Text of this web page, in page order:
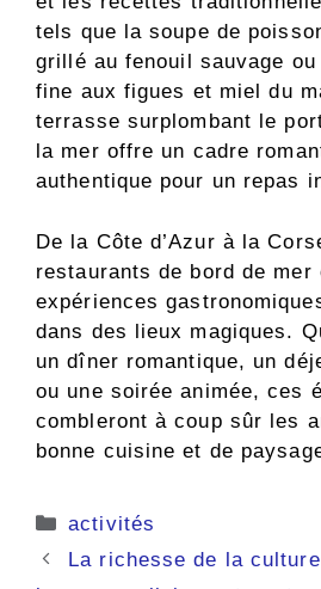
tels que la soupe de
grillé au fenouil sauvage
fine aux figues et miel du
terrasse surplombant le
la mer offre un cadre
authentique pour un repas
De la Côte d’Azur à la
restaurants de bord de mer
expériences
dans des lieux magiques.
un dîner romantique, un
ou une soirée animée, ces
combleront à coup sûr les
bonne cuisine et de
Catégories
activités
La richesse de la